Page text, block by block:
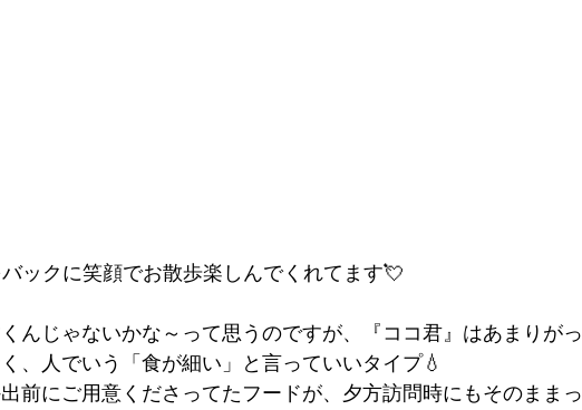
ックに笑顔でお散歩楽しんでくれてます💘
んじゃないかな～って思うのですが、『ココ君』はあまりがっ
、人でいう「食が細い」と言っていいタイプ💧
前にご用意くださってたフードが、夕方訪問時にもそのままっ